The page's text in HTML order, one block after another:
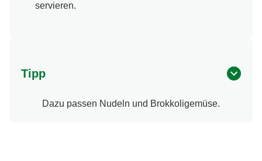
servieren.
Tipp
Dazu passen Nudeln und Brokkoligemüse.